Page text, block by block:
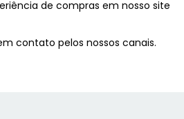
de compras em nosso site
contato pelos nossos canais.